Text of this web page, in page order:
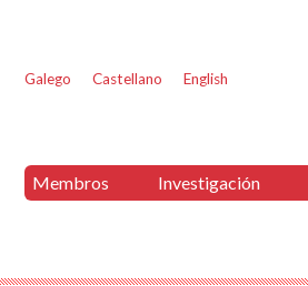
Galego Castellano English
Membros Investigación